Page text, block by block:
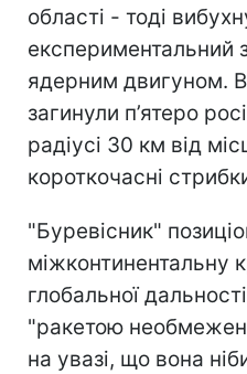
області - тоді
експериментальний
ядерним двигуном.
загинули п’ятеро
радіусі 30 км від
короткочасні
"Буревісник"
міжконтинентальну
глобальної
"ракетою
на увазі, що вона